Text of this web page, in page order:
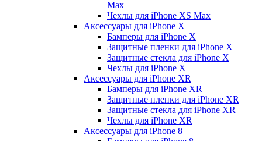
Max
Чехлы для iPhone XS Max
Аксессуары для iPhone X
Бамперы для iPhone X
Защитные пленки для iPhone X
Защитные стекла для iPhone X
Чехлы для iPhone X
Аксессуары для iPhone XR
Бамперы для iPhone XR
Защитные пленки для iPhone XR
Защитные стекла для iPhone XR
Чехлы для iPhone XR
Аксессуары для iPhone 8